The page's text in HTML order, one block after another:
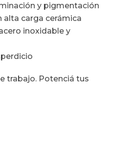
y pigmentación
alta carga cerámica
inoxidable y
trabajo. Potenciá tus